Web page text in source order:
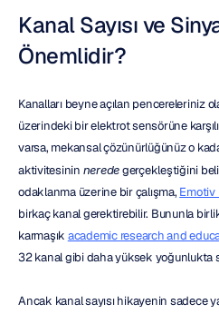
Kanal Sayısı ve
Önemlidir?
Kanalları beyne açılan pencereleriniz
üzerindeki bir elektrot sensörüne
varsa, mekansal çözünürlüğünüz o
aktivitesinin nerede gerçekleştiğini
odaklanma üzerine bir çalışma,
birkaç kanal gerektirebilir. Bununla
karmaşık academic research and
32 kanal gibi daha yüksek yoğunlukta
Ancak kanal sayısı hikayenin sadece